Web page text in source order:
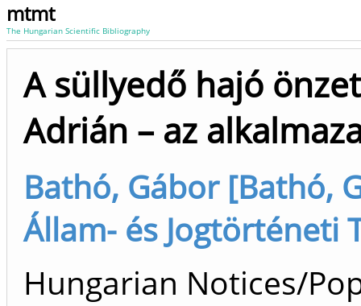
mtmt
The Hungarian Scientific Bibliography
A süllyedő hajó
Adrián – az
Bathó, Gábor [Bathó,
Állam- és Jogtörténeti
Hungarian Notices/